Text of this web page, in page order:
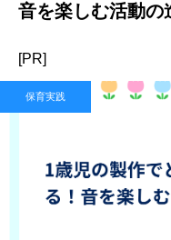
音を楽しむ活動の
[PR]
保育実践